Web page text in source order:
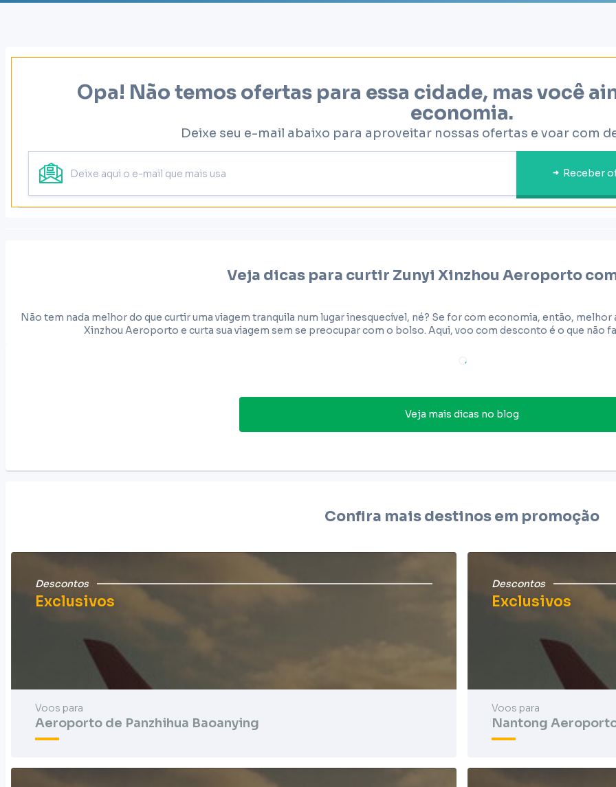
Opa! Não temos ofertas para essa cidade, mas você
economia.
Deixe seu e-mail abaixo para aproveitar nossas ofertas e voar com
Receber
Veja dicas para curtir Zunyi Xinzhou Aeroporto
Não tem nada melhor do que curtir uma viagem tranquila num lugar inesquecível, né? Se for com economia, então,
Xinzhou Aeroporto e curta sua viagem sem se preocupar com o bolso. Aqui, voo com desconto é o que não
Veja mais dicas no blog
Confira mais destinos em promoção
Descontos
Exclusivos
Voos para
Aeroporto de Panzhihua Baoanying
Descontos
Exclusivos
Voos para
Nantong